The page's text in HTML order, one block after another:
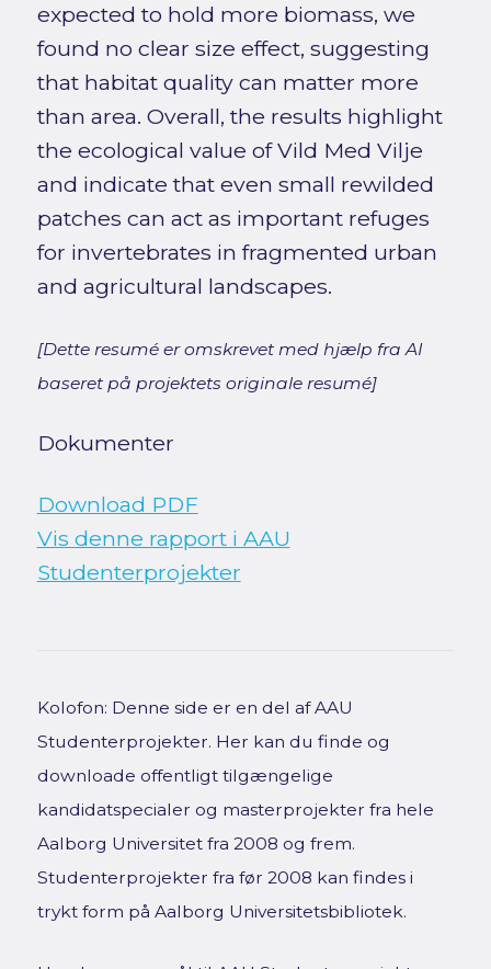
expected to hold more biomass, we
found no clear size effect, suggesting
that habitat quality can matter more
than area. Overall, the results highlight
the ecological value of Vild Med Vilje
and indicate that even small rewilded
patches can act as important refuges
for invertebrates in fragmented urban
and agricultural landscapes.
[Dette resumé er omskrevet med hjælp fra AI
baseret på projektets originale resumé]
Dokumenter
Download PDF
Vis denne rapport i AAU
Studenterprojekter
Kolofon: Denne side er en del af AAU
Studenterprojekter. Her kan du finde og
downloade offentligt tilgængelige
kandidatspecialer og masterprojekter fra hele
Aalborg Universitet fra 2008 og frem.
Studenterprojekter fra før 2008 kan findes i
trykt form på Aalborg Universitetsbibliotek.